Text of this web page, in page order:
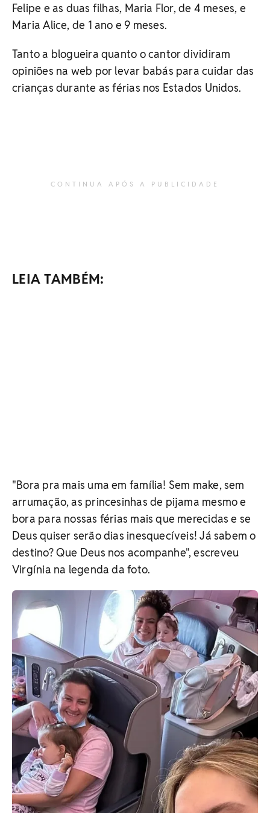
Felipe e as duas filhas, Maria Flor, de 4 meses, e
Maria Alice, de 1 ano e 9 meses.
Tanto a blogueira quanto o cantor dividiram
opiniões na web por levar babás para cuidar das
crianças durante as férias nos Estados Unidos.
CONTINUA APÓS A PUBLICIDADE
LEIA TAMBÉM:
"Bora pra mais uma em família! Sem make, sem
arrumação, as princesinhas de pijama mesmo e
bora para nossas férias mais que merecidas e se
Deus quiser serão dias inesquecíveis! Já sabem o
destino? Que Deus nos acompanhe", escreveu
Virgínia na legenda da foto.